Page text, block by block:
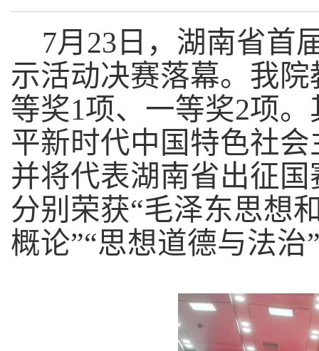
7月23日，湖南省首
示活动决赛落幕。我
等奖1项、一等奖2项
平新时代中国特色社
并将代表湖南省出征
分别荣获“毛泽东思想
概论”“思想道德与法治